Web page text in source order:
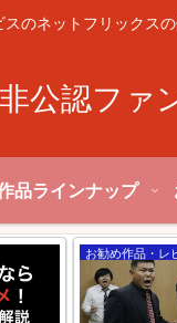
のネットフリックス
公認ファ
品ラインナップ
お勧め作品・レ